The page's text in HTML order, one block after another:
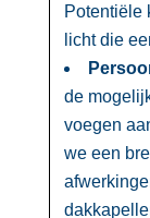
Potentiële
licht die
de
voegen
we een